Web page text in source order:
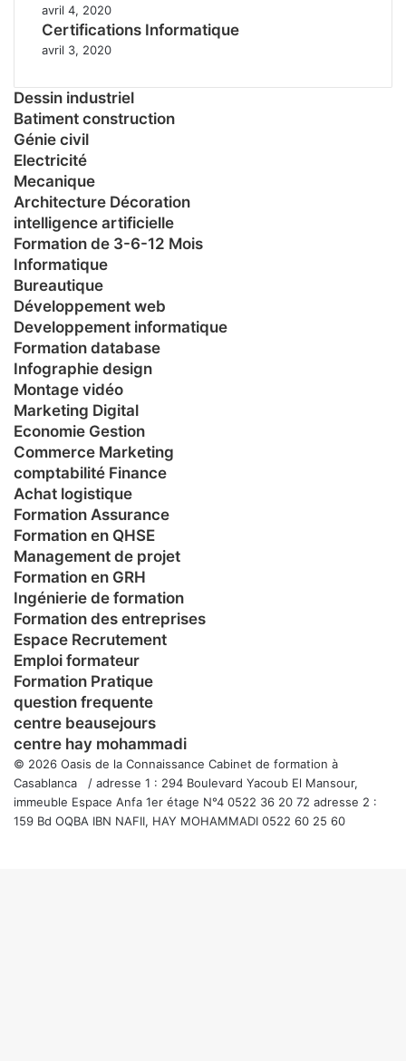
avril 4, 2020
Certifications Informatique
avril 3, 2020
Dessin industriel
Batiment construction
Génie civil
Electricité
Mecanique
Architecture Décoration
intelligence artificielle
Formation de 3-6-12 Mois
Informatique
Bureautique
Développement web
Developpement informatique
Formation database
Infographie design
Montage vidéo
Marketing Digital
Economie Gestion
Commerce Marketing
comptabilité Finance
Achat logistique
Formation Assurance
Formation en QHSE
Management de projet
Formation en GRH
Ingénierie de formation
Formation des entreprises
Espace Recrutement
Emploi formateur
Formation Pratique
question frequente
centre beausejours
centre hay mohammadi
© 2026 Oasis de la Connaissance Cabinet de formation à
Casablanca / adresse 1 : 294 Boulevard Yacoub El Mansour,
immeuble Espace Anfa 1er étage N°4 0522 36 20 72 adresse 2 :
159 Bd OQBA IBN NAFII, HAY MOHAMMADI 0522 60 25 60